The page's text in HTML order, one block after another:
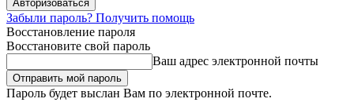
Забыли пароль? Получить помощь
Восстановление пароля
Восстановите свой пароль
Ваш адрес электронной почты
Пароль будет выслан Вам по электронной почте.